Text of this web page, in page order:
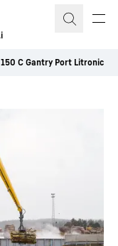
150 C Gantry Port Litronic